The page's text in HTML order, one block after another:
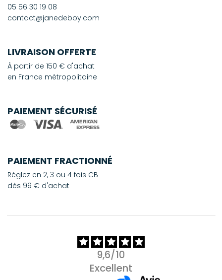
05 56 30 19 08
contact@janedeboy.com
LIVRAISON OFFERTE
À partir de 150 € d'achat
en France métropolitaine
PAIEMENT SÉCURISÉ
PAIEMENT FRACTIONNÉ
Réglez en 2, 3 ou 4 fois CB
dès 99 € d'achat
9,6/10
Excellent